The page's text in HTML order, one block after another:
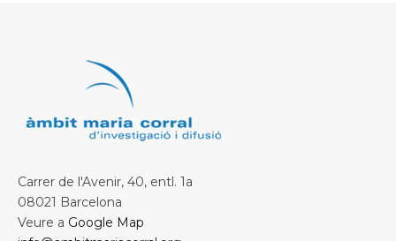
Carrer de l'Avenir, 40, entl. 1a
08021 Barcelona
Veure a Google Map